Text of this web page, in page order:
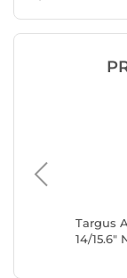
Targus
14/15.6"